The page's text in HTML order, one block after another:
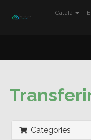
Català
Categories